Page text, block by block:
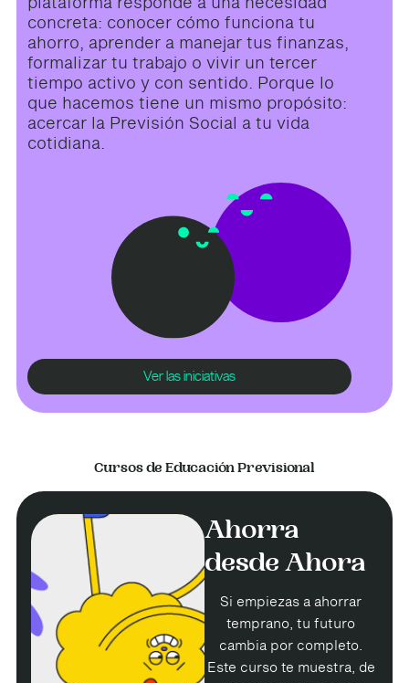
concreta: conocer cómo funciona tu
ahorro, aprender a manejar tus finanzas,
formalizar tu trabajo o vivir un tercer
tiempo activo y con sentido. Porque lo
que hacemos tiene un mismo propósito:
acercar la Previsión Social a tu vida
cotidiana.
Ver las iniciativas
Cursos de Educación Previsional
Ahorra
desde Ahora
Si empiezas a ahorrar
temprano, tu futuro
cambia por completo.
Este curso te muestra, de